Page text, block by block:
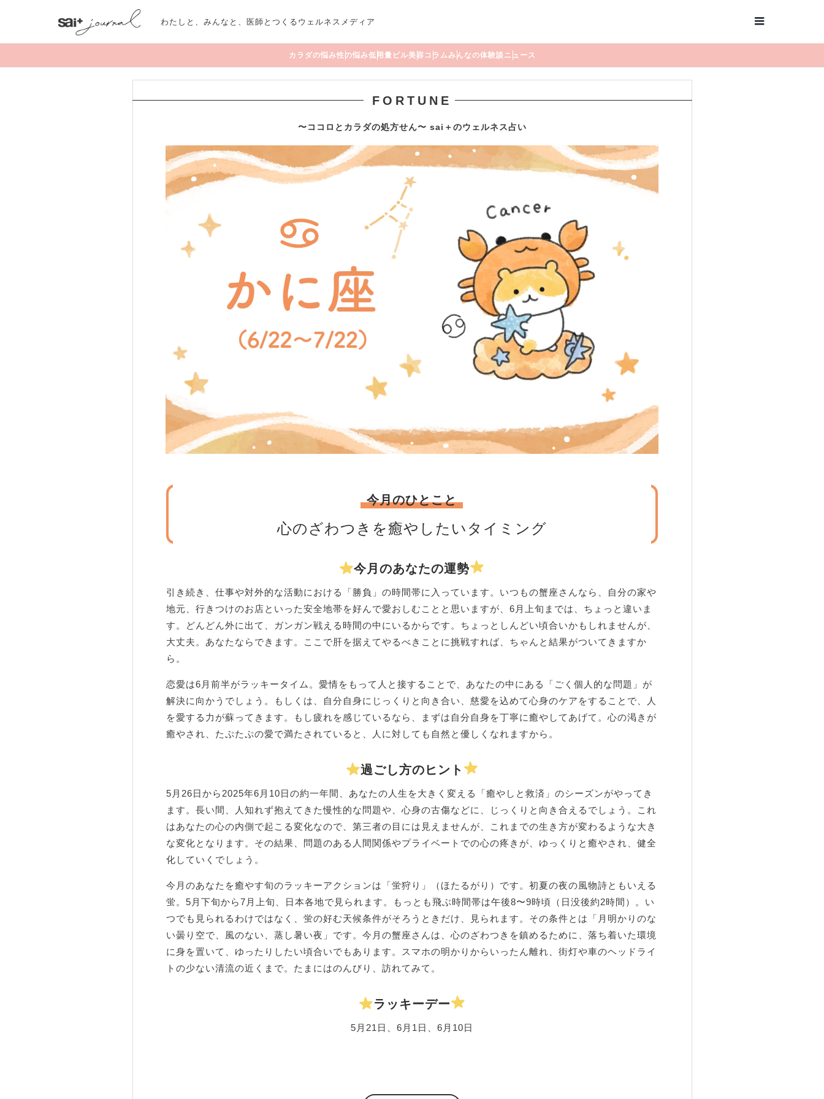
わたしと、みんなと、医師とつくるウェルネスメディア
カラダの悩み性の悩み低用量ピル美容 コラムみんなの体験談ニュース
FORTUNE
〜ココロとカラダの処方せん〜 sai＋のウェルネス占い
今月のひとこと
心のざわつきを癒やしたいタイミング
今月のあなたの運勢
引き続き、仕事や対外的な活動における「勝負」の時間帯に入っています。いつもの蟹座さんなら、自分の家や
地元、行きつけのお店といった安全地帯を好んで愛おしむことと思いますが、6月上旬までは、ちょっと違いま
す。どんどん外に出て、ガンガン戦える時間の中にいるからです。ちょっとしんどい頃合いかもしれませんが、
大丈夫。あなたならできます。ここで肝を据えてやるべきことに挑戦すれば、ちゃんと結果がついてきますか
ら。
恋愛は6月前半がラッキータイム。愛情をもって人と接することで、あなたの中にある「ごく個人的な問題」が
解決に向かうでしょう。もしくは、自分自身にじっくりと向き合い、慈愛を込めて心身のケアをすることで、人
を愛する力が蘇ってきます。もし疲れを感じているなら、まずは自分自身を丁寧に癒やしてあげて。心の渇きが
癒やされ、たぷたぷの愛で満たされていると、人に対しても自然と優しくなれますから。
過ごし方のヒント
5月26日から2025年6月10日の約一年間、あなたの人生を大きく変える「癒やしと救済」のシーズンがやってき
ます。長い間、人知れず抱えてきた慢性的な問題や、心身の古傷などに、じっくりと向き合えるでしょう。これ
はあなたの心の内側で起こる変化なので、第三者の目には見えませんが、これまでの生き方が変わるような大き
な変化となります。その結果、問題のある人間関係やプライベートでの心の疼きが、ゆっくりと癒やされ、健全
化していくでしょう。
今月のあなたを癒やす旬のラッキーアクションは「蛍狩り」（ほたるがり）です。初夏の夜の風物詩ともいえる
蛍。5月下旬から7月上旬、日本各地で見られます。もっとも飛ぶ時間帯は午後8〜9時頃（日没後約2時間）。い
つでも見られるわけではなく、蛍の好む天候条件がそろうときだけ、見られます。その条件とは「月明かりのな
い曇り空で、風のない、蒸し暑い夜」です。今月の蟹座さんは、心のざわつきを鎮めるために、落ち着いた環境
に身を置いて、ゆったりしたい頃合いでもあります。スマホの明かりからいったん離れ、街灯や車のヘッドライ
トの少ない清流の近くまで。たまにはのんびり、訪れてみて。
ラッキーデー
5月21日、6月1日、6月10日